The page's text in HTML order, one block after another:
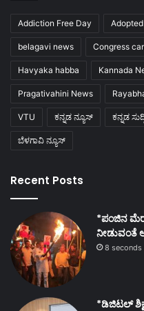
Addiction Free Day
belagavi news Congress
Havyaka habba Kannada
Pragativahini News
VTU ಕನ್ನಡ ನ್ಯೂಸ್ ಕನ್ನಡ
ಬೆಳಗಾವಿ ನ್ಯೂಸ್
Recent Posts
*ಪಂಜಿನ
ನೀಡುವಂತೆ
8 seconds
*ಡಿಜಿಟಲ್